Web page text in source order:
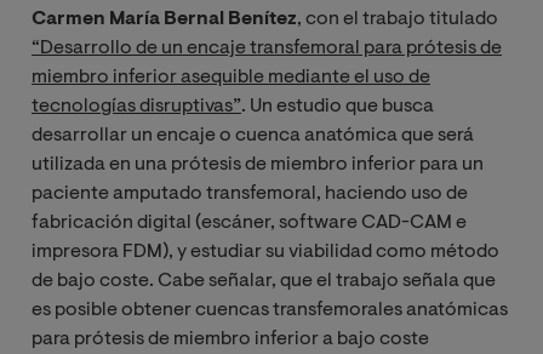
Carmen María Bernal Benítez, con el trabajo titulado
“Desarrollo de un encaje transfemoral para prótesis de
miembro inferior asequible mediante el uso de
tecnologías disruptivas”. Un estudio que busca
desarrollar un encaje o cuenca anatómica que será
utilizada en una prótesis de miembro inferior para un
paciente amputado transfemoral, haciendo uso de
fabricación digital (escáner, software CAD-CAM e
impresora FDM), y estudiar su viabilidad como método
de bajo coste. Cabe señalar, que el trabajo señala que
es posible obtener cuencas transfemorales anatómicas
para prótesis de miembro inferior a bajo coste